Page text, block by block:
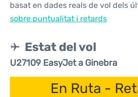
basat en dades reals de vol dels
sobre puntualitat i retards
Estat del vol
U27109 EasyJet a Ginebra
En Ruta -